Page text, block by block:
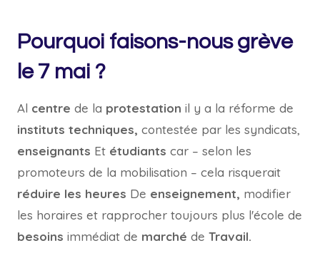
Pourquoi faisons-nous grève
le 7 mai ?
Al centre de la protestation il y a la réforme de
instituts techniques, contestée par les syndicats,
enseignants Et étudiants car – selon les
promoteurs de la mobilisation – cela risquerait
réduire les heures De enseignement, modifier
les horaires et rapprocher toujours plus l'école de
besoins immédiat de marché de Travail.